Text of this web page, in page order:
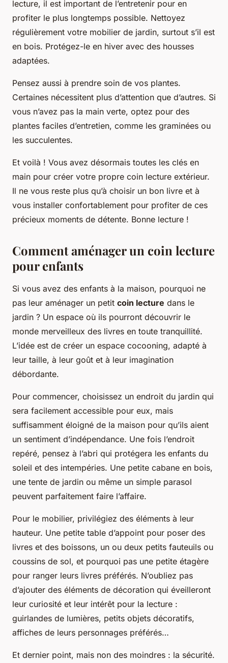
lecture, il est important de l’entretenir pour en
profiter le plus longtemps possible. Nettoyez
régulièrement votre mobilier de jardin, surtout s’il est
en bois. Protégez-le en hiver avec des housses
adaptées.
Pensez aussi à prendre soin de vos plantes.
Certaines nécessitent plus d’attention que d’autres. Si
vous n’avez pas la main verte, optez pour des
plantes faciles d’entretien, comme les graminées ou
les succulentes.
Et voilà ! Vous avez désormais toutes les clés en
main pour créer votre propre coin lecture extérieur.
Il ne vous reste plus qu’à choisir un bon livre et à
vous installer confortablement pour profiter de ces
précieux moments de détente. Bonne lecture !
Comment aménager un coin lecture
pour enfants
Si vous avez des enfants à la maison, pourquoi ne
pas leur aménager un petit coin lecture dans le
jardin ? Un espace où ils pourront découvrir le
monde merveilleux des livres en toute tranquillité.
L’idée est de créer un espace cocooning, adapté à
leur taille, à leur goût et à leur imagination
débordante.
Pour commencer, choisissez un endroit du jardin qui
sera facilement accessible pour eux, mais
suffisamment éloigné de la maison pour qu’ils aient
un sentiment d’indépendance. Une fois l’endroit
repéré, pensez à l’abri qui protégera les enfants du
soleil et des intempéries. Une petite cabane en bois,
une tente de jardin ou même un simple parasol
peuvent parfaitement faire l’affaire.
Pour le mobilier, privilégiez des éléments à leur
hauteur. Une petite table d’appoint pour poser des
livres et des boissons, un ou deux petits fauteuils ou
coussins de sol, et pourquoi pas une petite étagère
pour ranger leurs livres préférés. N’oubliez pas
d’ajouter des éléments de décoration qui éveilleront
leur curiosité et leur intérêt pour la lecture :
guirlandes de lumières, petits objets décoratifs,
affiches de leurs personnages préférés…
Et dernier point, mais non des moindres : la sécurité.